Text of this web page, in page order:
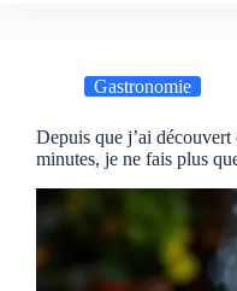
Gastronomie
Depuis que j’ai
minutes, je ne fais plus